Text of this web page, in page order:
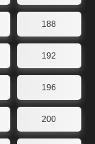
188
192
196
200